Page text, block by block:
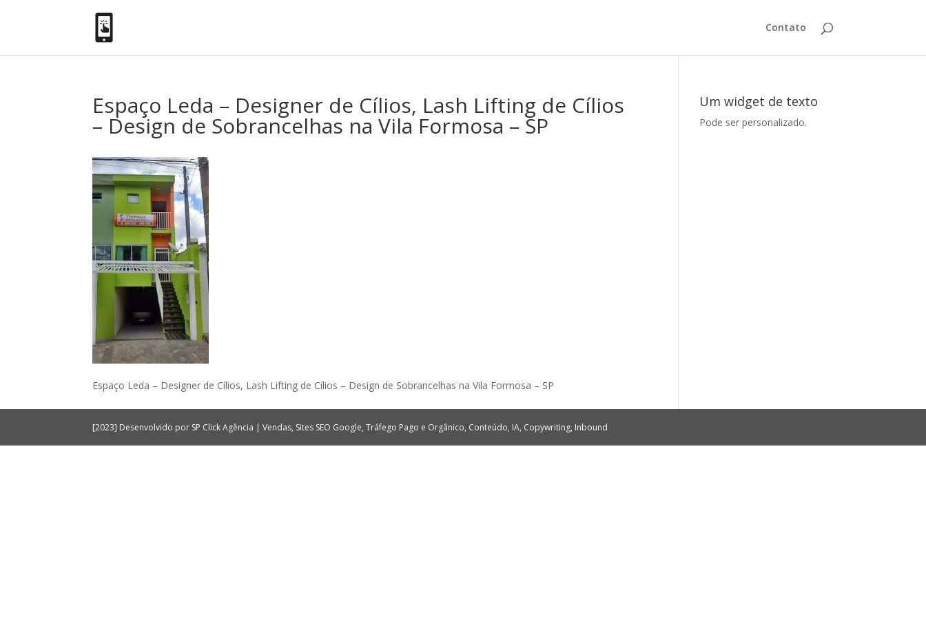
Contato
Espaço Leda – Designer de Cílios, Lash Lifting de Cílios
– Design de Sobrancelhas na Vila Formosa – SP
Espaço Leda – Designer de Cílios, Lash Lifting de Cílios – Design de Sobrancelhas na Vila Formosa – SP
Um widget de texto
Pode ser personalizado.
[2023] Desenvolvido por SP Click Agência | Vendas, Sites SEO Google, Tráfego Pago e Orgânico, Conteúdo, IA, Copywriting, Inbound